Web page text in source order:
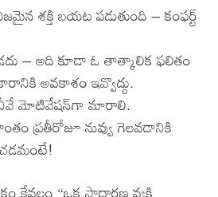
శక్తి బయట పడుతుంది – కంఫర్ట్
– అది కూడా ఓ తాత్కాలిక ఫలితం
అవకాశం ఇవ్వొద్దు.
నీవే మోటివేషన్‌గా మారాలి.
ప్రతీరోజూ నువ్వు గెలవడానికి